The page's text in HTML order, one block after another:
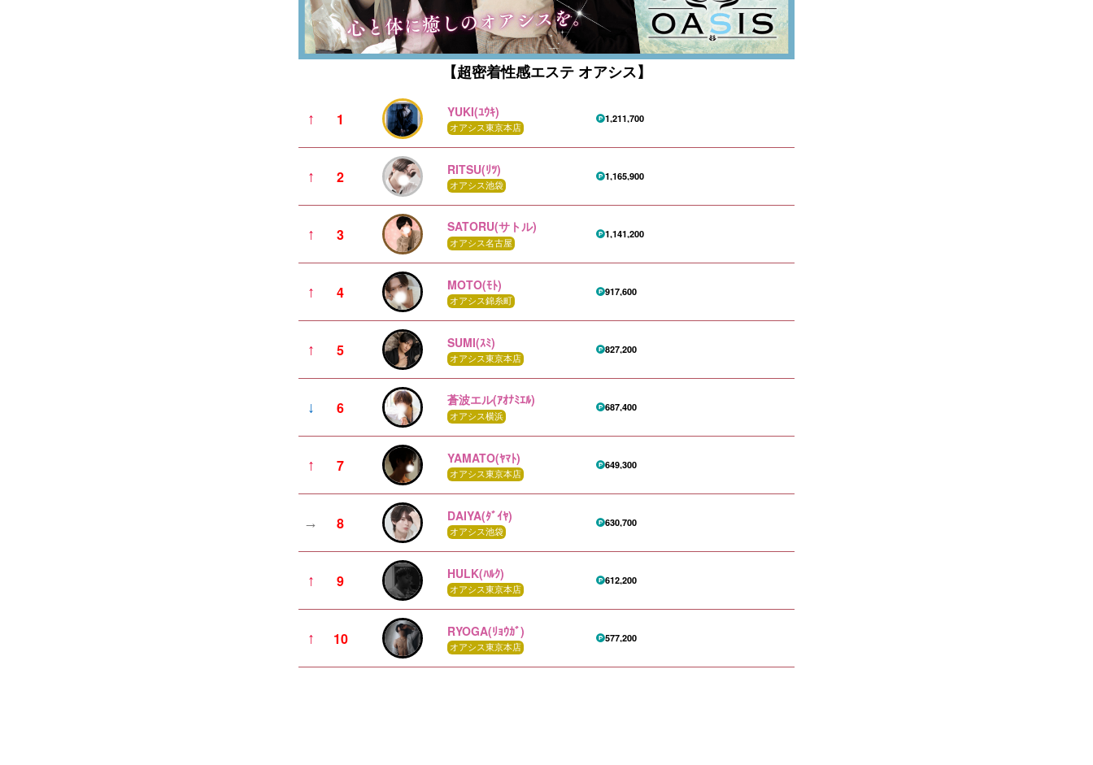
【超密着性感エステ オアシス】
↑ 1 YUKI(ﾕｳｷ)
オアシス東京本店
1,211,700
↑ 2 RITSU(ﾘﾂ)
オアシス池袋
1,165,900
↑ 3 SATORU(サトル)
オアシス名古屋
1,141,200
↑ 4 MOTO(ﾓﾄ)
オアシス錦糸町
917,600
↑ 5 SUMI(ｽﾐ)
オアシス東京本店
827,200
↓ 6 蒼波エル(ｱｵﾅﾐｴﾙ)
オアシス横浜
687,400
↑ 7 YAMATO(ﾔﾏﾄ)
オアシス東京本店
649,300
→ 8 DAIYA(ﾀﾞｲﾔ)
オアシス池袋
630,700
↑ 9 HULK(ﾊﾙｸ)
オアシス東京本店
612,200
↑ 10 RYOGA(ﾘｮｳｶﾞ)
オアシス東京本店
577,200